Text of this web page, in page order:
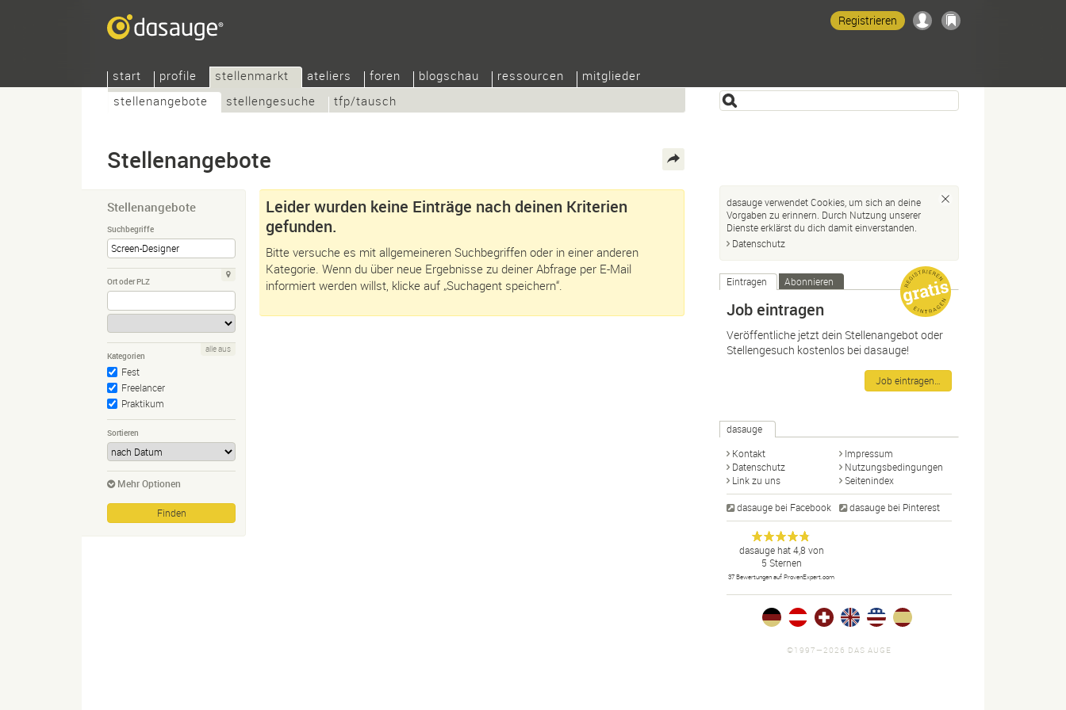
start profile
stellenmarkt
stellenangebote
stellengesuche tfp/tausch
ateliers foren blogschau ressourcen mitglieder
Registrieren
Stellenangebote
Stellenangebote
Suchbegriffe
Ort oder PLZ
Kategorien
Fest
Freelancer
Praktikum
alle aus
Sortieren
Mehr Optionen
Leider wurden keine Einträge nach deinen Kriterien
gefunden.
Bitte versuche es mit allgemeineren Suchbegriffen oder in einer anderen
Kategorie. Wenn du über neue Ergebnisse zu deiner Abfrage per E-Mail
informiert werden willst, klicke auf „Suchagent speichern“.
dasauge verwendet Cookies, um sich an deine
Vorgaben zu erinnern. Durch Nutzung unserer
Dienste erklärst du dich damit einverstanden.
Datenschutz
Eintragen Abonnieren
Job eintragen
Veröffentliche jetzt dein Stellenangebot oder
Stellengesuch kostenlos bei dasauge!
Job eintragen…
dasauge
Kontakt
Impressum
Datenschutz
Nutzungsbedingungen
Link zu uns
Seitenindex
dasauge bei Facebook dasauge bei Pinterest
dasauge
Designer,
Fotografen,
Agenturen,
Portfolios
und Jobs.
Anonym
dasaugehat4,8 von
5 Sternen
37 Bewertungen auf ProvenExpert.com
©1997—2026 DAS AUGE